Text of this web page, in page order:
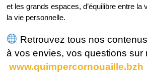
et les grands espaces, d’équilibre entre la
la vie personnelle.
Retrouvez tous nos
à vos envies, vos questions sur
www.quimpercornouaille.bzh